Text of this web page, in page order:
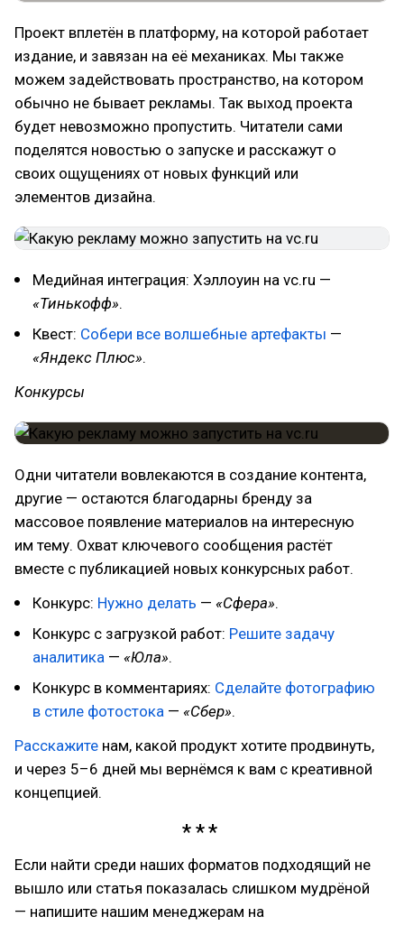
Проект вплетён в платформу, на которой работает
издание, и завязан на её механиках. Мы также
можем задействовать пространство, на котором
обычно не бывает рекламы. Так выход проекта
будет невозможно пропустить. Читатели сами
поделятся новостью о запуске и расскажут о
своих ощущениях от новых функций или
элементов дизайна.
Медийная интеграция: Хэллоуин на vc.ru —
«Тинькофф».
Квест: Собери все волшебные артефакты —
«Яндекс Плюс».
Конкурсы
Одни читатели вовлекаются в создание контента,
другие — остаются благодарны бренду за
массовое появление материалов на интересную
им тему. Охват ключевого сообщения растёт
вместе с публикацией новых конкурсных работ.
Конкурс: Нужно делать — «Сфера».
Конкурс с загрузкой работ: Решите задачу
аналитика — «Юла».
Конкурс в комментариях: Сделайте фотографию
в стиле фотостока — «Сбер».
Расскажите нам, какой продукт хотите продвинуть,
и через 5–6 дней мы вернёмся к вам с креативной
концепцией.
Если найти среди наших форматов подходящий не
вышло или статья показалась слишком мудрёной
— напишите нашим менеджерам на